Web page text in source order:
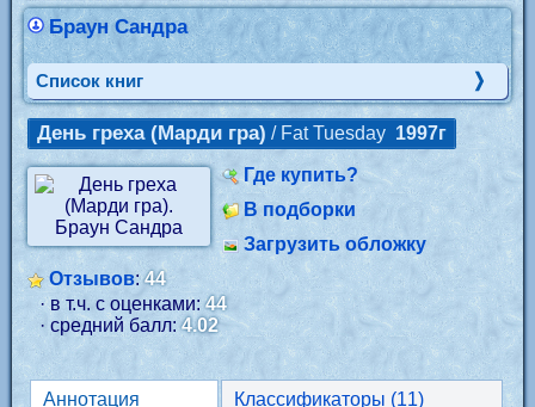
Браун Сандра
Cписок книг
День греха (Марди гра) / Fat Tuesday 1997г
Где купить?
В подборки
Загрузить обложку
Отзывов:44
· в т.ч. с оценками:44
· средний балл:4.02
Аннотация
Классификаторы (11)